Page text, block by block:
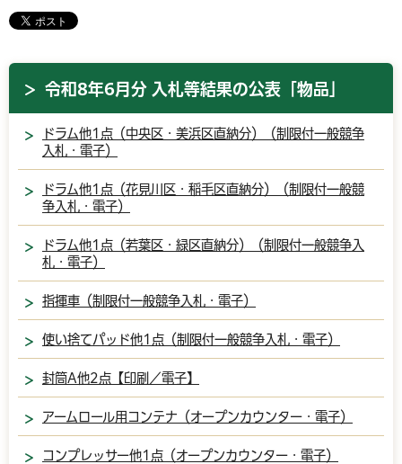
令和8年6月分 入札等結果の公表「物品」
ドラム他1点（中央区・美浜区直納分）（制限付一般競争
入札・電子）
ドラム他1点（花見川区・稲毛区直納分）（制限付一般競
争入札・電子）
ドラム他1点（若葉区・緑区直納分）（制限付一般競争入
札・電子）
指揮車（制限付一般競争入札・電子）
使い捨てパッド他1点（制限付一般競争入札・電子）
封筒A他2点【印刷／電子】
アームロール用コンテナ（オープンカウンター・電子）
コンプレッサー他1点（オープンカウンター・電子）